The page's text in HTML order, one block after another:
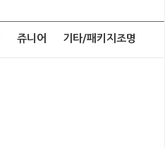
쥬니어 기타/패키지조명